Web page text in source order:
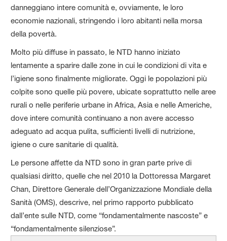
danneggiano intere comunità e, ovviamente, le loro
economie nazionali, stringendo i loro abitanti nella morsa
della povertà.
Molto più diffuse in passato, le NTD hanno iniziato
lentamente a sparire dalle zone in cui le condizioni di vita e
l’igiene sono finalmente migliorate. Oggi le popolazioni più
colpite sono quelle più povere, ubicate soprattutto nelle aree
rurali o nelle periferie urbane in Africa, Asia e nelle Americhe,
dove intere comunità continuano a non avere accesso
adeguato ad acqua pulita, sufficienti livelli di nutrizione,
igiene o cure sanitarie di qualità.
Le persone affette da NTD sono in gran parte prive di
qualsiasi diritto, quelle che nel 2010 la Dottoressa Margaret
Chan, Direttore Generale dell’Organizzazione Mondiale della
Sanità (OMS), descrive, nel primo rapporto pubblicato
dall’ente sulle NTD, come “fondamentalmente nascoste” e
“fondamentalmente silenziose”.